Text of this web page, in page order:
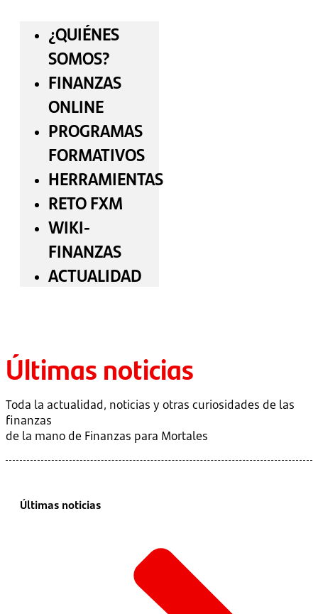
¿QUIÉNES
SOMOS?
FINANZAS
ONLINE
PROGRAMAS
FORMATIVOS
HERRAMIENTAS
RETO FXM
WIKI-
FINANZAS
ACTUALIDAD
Últimas noticias
Toda la actualidad, noticias y otras curiosidades de las
finanzas
de la mano de Finanzas para Mortales
Últimas noticias